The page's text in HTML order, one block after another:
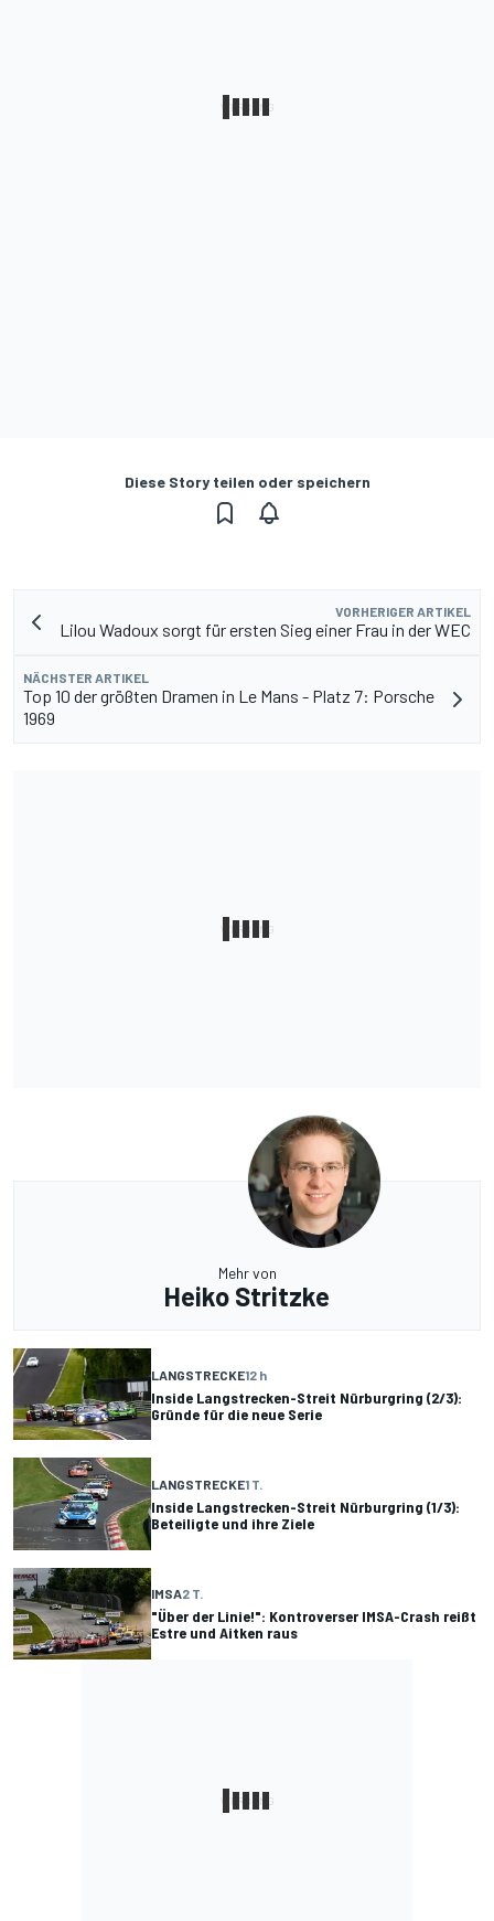
Diese Story teilen oder speichern
VORHERIGER ARTIKEL
Lilou Wadoux sorgt für ersten Sieg einer Frau in der WEC
NÄCHSTER ARTIKEL
Top 10 der größten Dramen in Le Mans - Platz 7: Porsche
1969
Mehr von
Heiko Stritzke
LANGSTRECKE12 h
Inside Langstrecken-Streit Nürburgring (2/3):
Gründe für die neue Serie
LANGSTRECKE1 T.
Inside Langstrecken-Streit Nürburgring (1/3):
Beteiligte und ihre Ziele
IMSA2 T.
"Über der Linie!": Kontroverser IMSA-Crash reißt
Estre und Aitken raus